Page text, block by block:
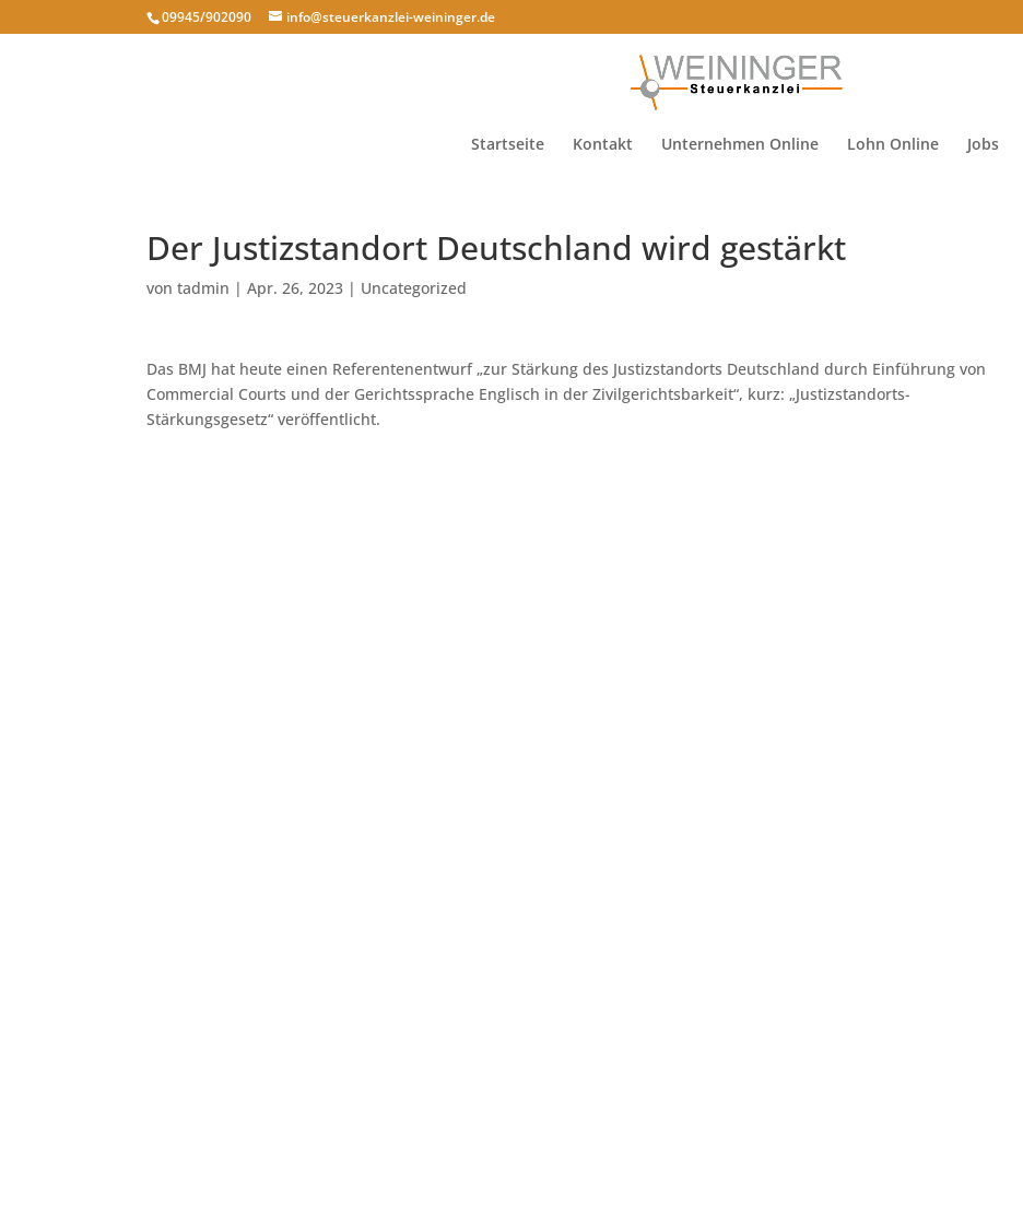
09945/902090 info@steuerkanzlei-weininger.de
Startseite Kontakt Unternehmen Online Lohn Online Jobs
Der Justizstandort Deutschland wird gestärkt
vontadmin |Apr. 26, 2023 | Uncategorized
Das BMJ hat heute einen Referentenentwurf „zur Stärkung des Justizstandorts Deutschland durch Einführung von
Commercial Courts und der Gerichtssprache Englisch in der Zivilgerichtsbarkeit“, kurz: „Justizstandorts-
Stärkungsgesetz“ veröffentlicht.